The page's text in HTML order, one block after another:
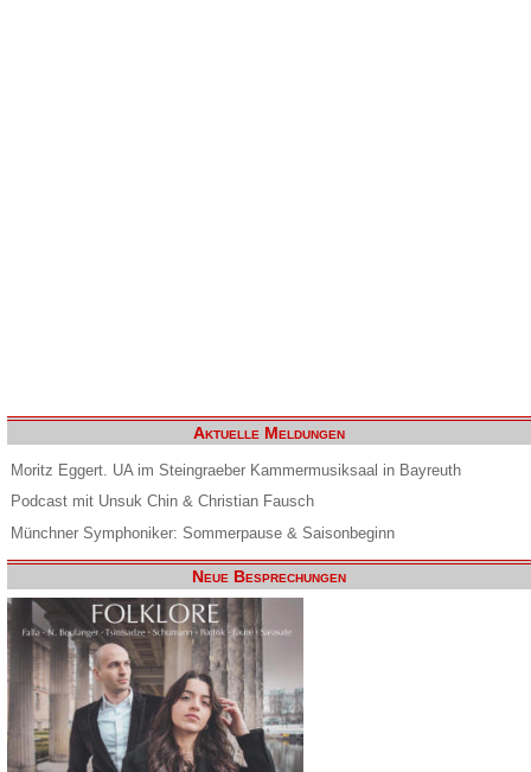
Aktuelle Meldungen
Moritz Eggert. UA im Steingraeber Kammermusiksaal in Bayreuth
Podcast mit Unsuk Chin & Christian Fausch
Münchner Symphoniker: Sommerpause & Saisonbeginn
Neue Besprechungen